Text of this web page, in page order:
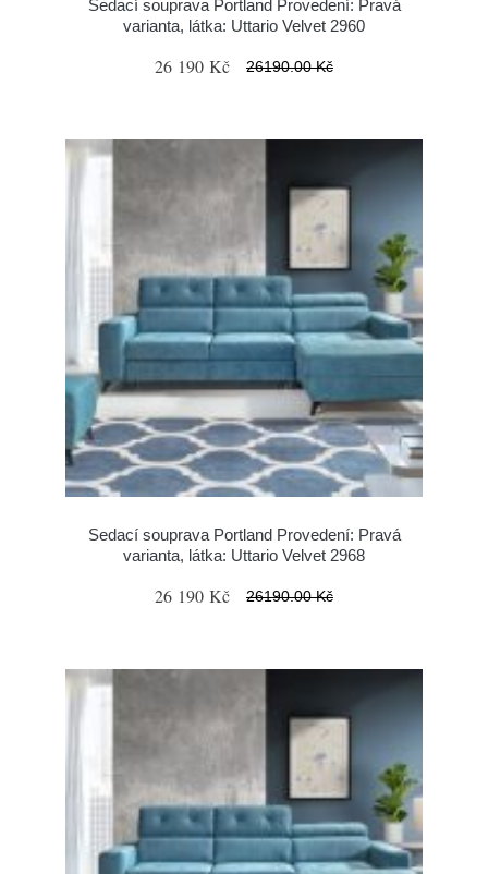
Sedací souprava Portland Provedení: Pravá
varianta, látka: Uttario Velvet 2960
26 190 Kč 26190.00 Kč
Sedací souprava Portland Provedení: Pravá
varianta, látka: Uttario Velvet 2968
26 190 Kč 26190.00 Kč